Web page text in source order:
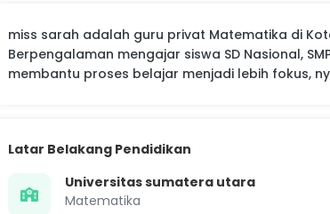
miss sarah adalah guru privat Matematika di
Berpengalaman mengajar siswa SD Nasional,
membantu proses belajar menjadi lebih fokus,
Latar Belakang Pendidikan
Universitas sumatera utara
Matematika